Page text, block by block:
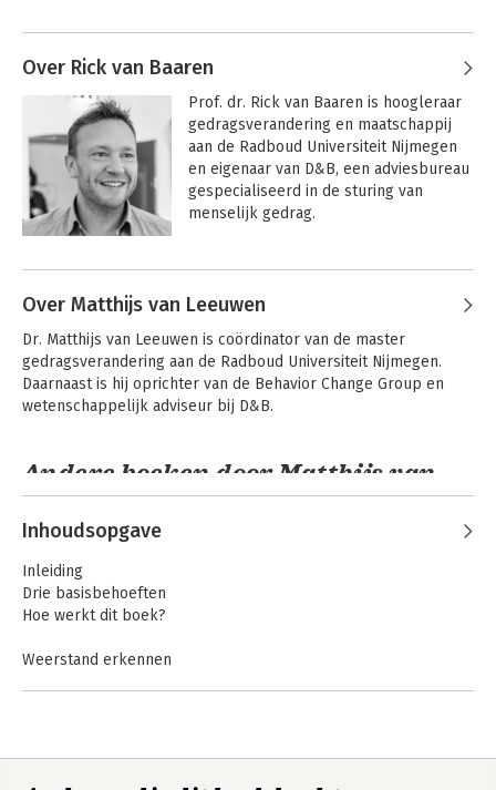
several international design academies
De 33 beste
beïnvloedingstechnieken
uit de reclame
Hidden Persuasion
Bidden tot Batman
Bekijk alle boeken
Over Rick van Baaren
Prof. dr. Rick van Baaren is hoogleraar
gedragsverandering en maatschappij
aan de Radboud Universiteit Nijmegen
en eigenaar van D&B, een adviesbureau
gespecialiseerd in de sturing van
menselijk gedrag.
Andere boeken door Rick van
Baaren
De 33 beste
beïnvloedingstechnieken
uit de reclame
Over Matthijs van Leeuwen
Dr. Matthijs van Leeuwen is coördinator van de master
gedragsverandering aan de Radboud Universiteit Nijmegen.
Daarnaast is hij oprichter van de Behavior Change Group en
wetenschappelijk adviseur bij D&B.
Andere boeken door Matthijs van
Leeuwen
Inhoudsopgave
Inleiding
Drie basisbehoeften
Hoe werkt dit boek?
Weerstand erkennen